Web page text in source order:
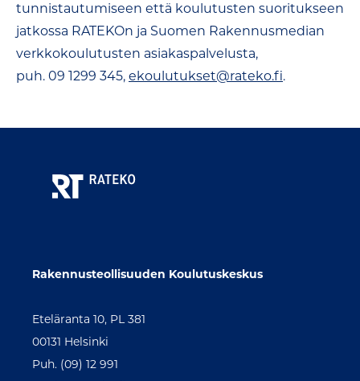
tunnistautumiseen että koulutusten suoritukseen
jatkossa RATEKOn ja Suomen Rakennusmedian
verkkokoulutusten asiakaspalvelusta,
puh. 09 1299 345, ekoulutukset@rateko.fi.
Rakennusteollisuuden Koulutuskeskus
Eteläranta 10, PL 381
00131 Helsinki
Puh. (09) 12 991